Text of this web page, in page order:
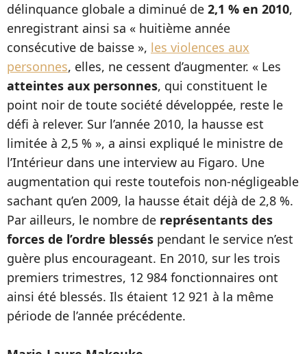
délinquance globale a diminué de 2,1 % en 2010,
enregistrant ainsi sa « huitième année
consécutive de baisse », les violences aux
personnes, elles, ne cessent d’augmenter. « Les
atteintes aux personnes, qui constituent le
point noir de toute société développée, reste le
défi à relever. Sur l’année 2010, la hausse est
limitée à 2,5 % », a ainsi expliqué le ministre de
l’Intérieur dans une interview au Figaro. Une
augmentation qui reste toutefois non-négligeable
sachant qu’en 2009, la hausse était déjà de 2,8 %.
Par ailleurs, le nombre de représentants des
forces de l’ordre blessés pendant le service n’est
guère plus encourageant. En 2010, sur les trois
premiers trimestres, 12 984 fonctionnaires ont
ainsi été blessés. Ils étaient 12 921 à la même
période de l’année précédente.